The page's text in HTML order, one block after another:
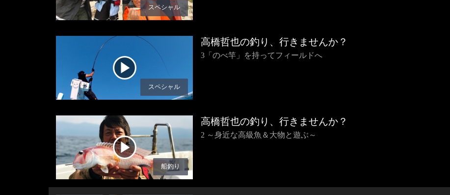
スペシャル
スペシャル
高橋哲也の釣り、行きませんか？
3「のべ竿」を持ってフィールドへ
船釣り
高橋哲也の釣り、行きませんか？
2 ～身近な高級魚＆大物と遊ぶ～